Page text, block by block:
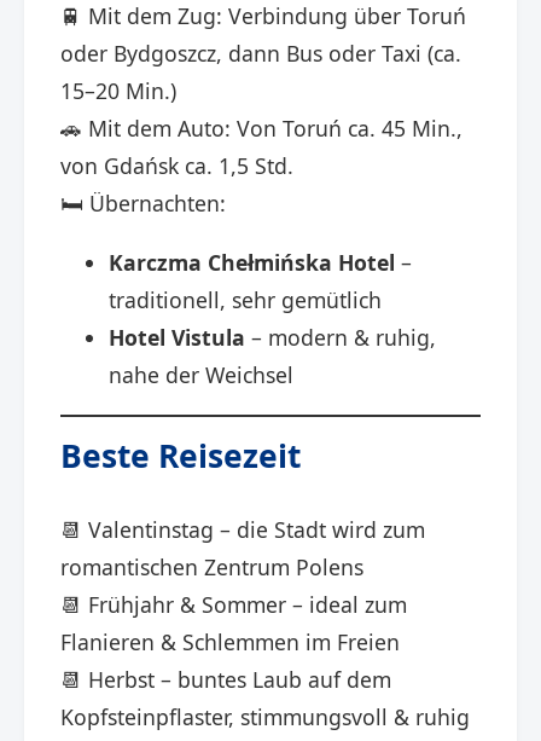
🚆 Mit dem Zug: Verbindung über Toruń
oder Bydgoszcz, dann Bus oder Taxi (ca.
15–20 Min.)
🚗 Mit dem Auto: Von Toruń ca. 45 Min.,
von Gdańsk ca. 1,5 Std.
🛏️ Übernachten:
Karczma Chełmińska Hotel –
traditionell, sehr gemütlich
Hotel Vistula – modern & ruhig,
nahe der Weichsel
Beste Reisezeit
📆 Valentinstag – die Stadt wird zum
romantischen Zentrum Polens
📆 Frühjahr & Sommer – ideal zum
Flanieren & Schlemmen im Freien
📆 Herbst – buntes Laub auf dem
Kopfsteinpflaster, stimmungsvoll & ruhig